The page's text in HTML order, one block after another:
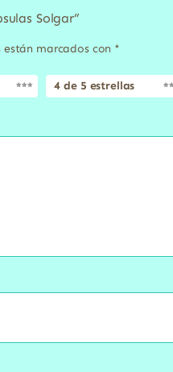
Solgar”
marcados con *
4 de 5 estrellas